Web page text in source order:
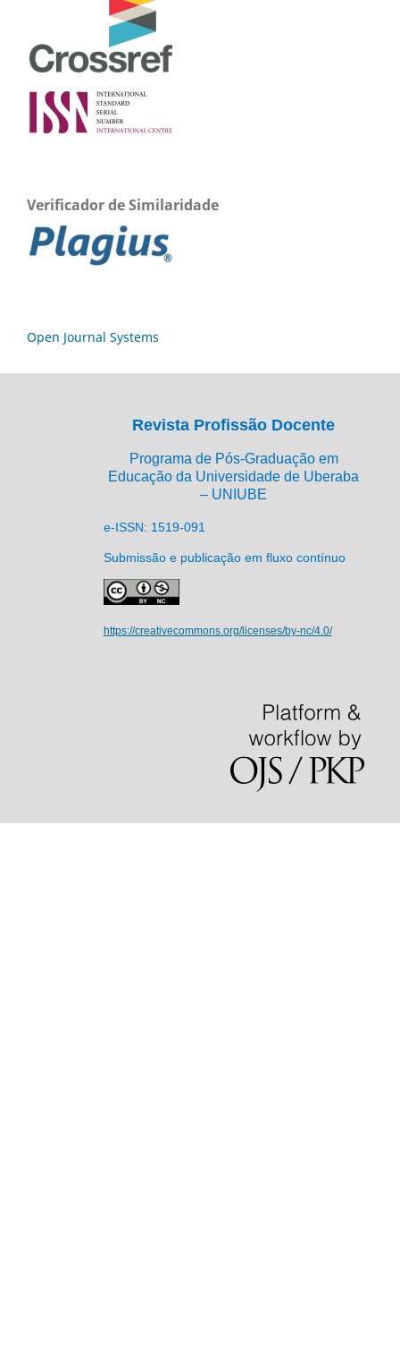
Verificador de Similaridade
Open Journal Systems
Revista Profissão Docente
Programa de Pós-Graduação em
Educação da Universidade de Uberaba
– UNIUBE
e-ISSN: 1519-091
Submissão e publicação em fluxo contínuo
https://creativecommons.org/licenses/by-nc/4.0/